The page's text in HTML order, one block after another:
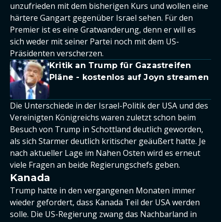
unzufrieden mit dem bisherigen Kurs und wollen eine
härtere Gangart gegenüber Israel sehen. Für den
Premier ist es eine Gratwanderung, denn er will es
sich weder mit seiner Partei noch mit dem US-
Präsidenten verscherzen.
Kritik an Trump für Gazastreifen
Pläne - kostenlos auf Joyn streamen
Die Unterschiede in der Israel-Politik der USA und des
Vereinigten Königreichs waren zuletzt schon beim
Besuch von Trump in Schottland deutlich geworden,
als sich Starmer deutlich kritischer geäußert hatte. Je
nach aktueller Lage im Nahen Osten wird es erneut
viele Fragen an beide Regierungschefs geben.
Kanada
Trump hatte in den vergangenen Monaten immer
wieder gefordert, dass Kanada Teil der USA werden
solle. Die US-Regierung zwang das Nachbarland in